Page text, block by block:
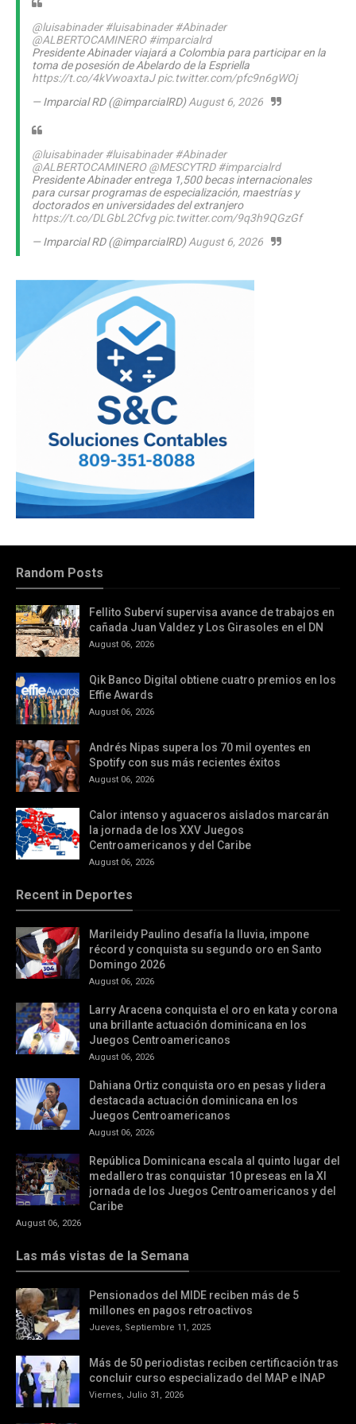
@luisabinader #luisabinader #Abinader
@ALBERTOCAMINERO #imparcialrd
Presidente Abinader viajará a Colombia para participar en la
toma de posesión de Abelardo de la Espriella
https://t.co/4kVwoaxtaJ pic.twitter.com/pfc9n6gWOj
— Imparcial RD (@imparcialRD)August 6, 2026
@luisabinader #luisabinader #Abinader
@ALBERTOCAMINERO @MESCYTRD #imparcialrd
Presidente Abinader entrega 1,500 becas internacionales
para cursar programas de especialización, maestrías y
doctorados en universidades del extranjero
https://t.co/DLGbL2Cfvg pic.twitter.com/9q3h9QGzGf
— Imparcial RD (@imparcialRD)August 6, 2026
Random Posts
Fellito Suberví supervisa avance de trabajos en
cañada Juan Valdez y Los Girasoles en el DN
August 06, 2026
Qik Banco Digital obtiene cuatro premios en los
Effie Awards
August 06, 2026
Andrés Nipas supera los 70 mil oyentes en
Spotify con sus más recientes éxitos
August 06, 2026
Calor intenso y aguaceros aislados marcarán
la jornada de los XXV Juegos
Centroamericanos y del Caribe
August 06, 2026
Recent in Deportes
Marileidy Paulino desafía la lluvia, impone
récord y conquista su segundo oro en Santo
Domingo 2026
August 06, 2026
Larry Aracena conquista el oro en kata y corona
una brillante actuación dominicana en los
Juegos Centroamericanos
August 06, 2026
Dahiana Ortiz conquista oro en pesas y lidera
destacada actuación dominicana en los
Juegos Centroamericanos
August 06, 2026
República Dominicana escala al quinto lugar del
medallero tras conquistar 10 preseas en la XI
jornada de los Juegos Centroamericanos y del
Caribe
August 06, 2026
Las más vistas de la Semana
Pensionados del MIDE reciben más de 5
millones en pagos retroactivos
Jueves, Septiembre 11, 2025
Más de 50 periodistas reciben certificación tras
concluir curso especializado del MAP e INAP
Viernes, Julio 31, 2026